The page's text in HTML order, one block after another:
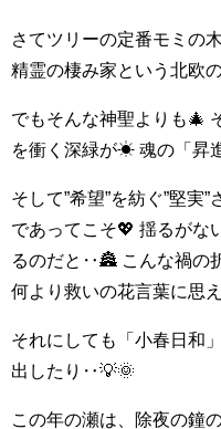
さてツリーの定番モミの
精霊の棲み家という北欧
でもそんな神聖よりも🎄
を衝く深緑が☀ 魂の「昇
そして”希望”を紡ぐ”堅実
であってこそ💖 揺るがな
るのだと‥🏯 こんな禍の
何より救いの花言葉に思
それにしても「小春日和
出したり‥💡🌞
この年の瀬は、除夜の鐘